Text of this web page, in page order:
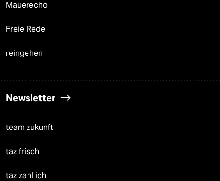
Mauerecho
Freie Rede
reingehen
Newsletter
team zukunft
taz frisch
taz zahl ich